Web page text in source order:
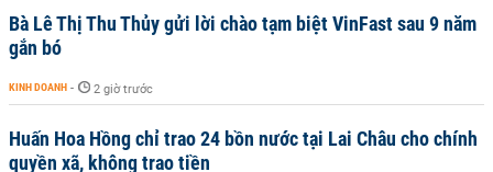
Bà Lê Thị Thu Thủy gửi lời chào tạm biệt VinFast sau 9 năm
gắn bó
KINH DOANH - 2 giờ trước
Huấn Hoa Hồng chỉ trao 24 bồn nước tại Lai Châu cho chính
quyền xã, không trao tiền